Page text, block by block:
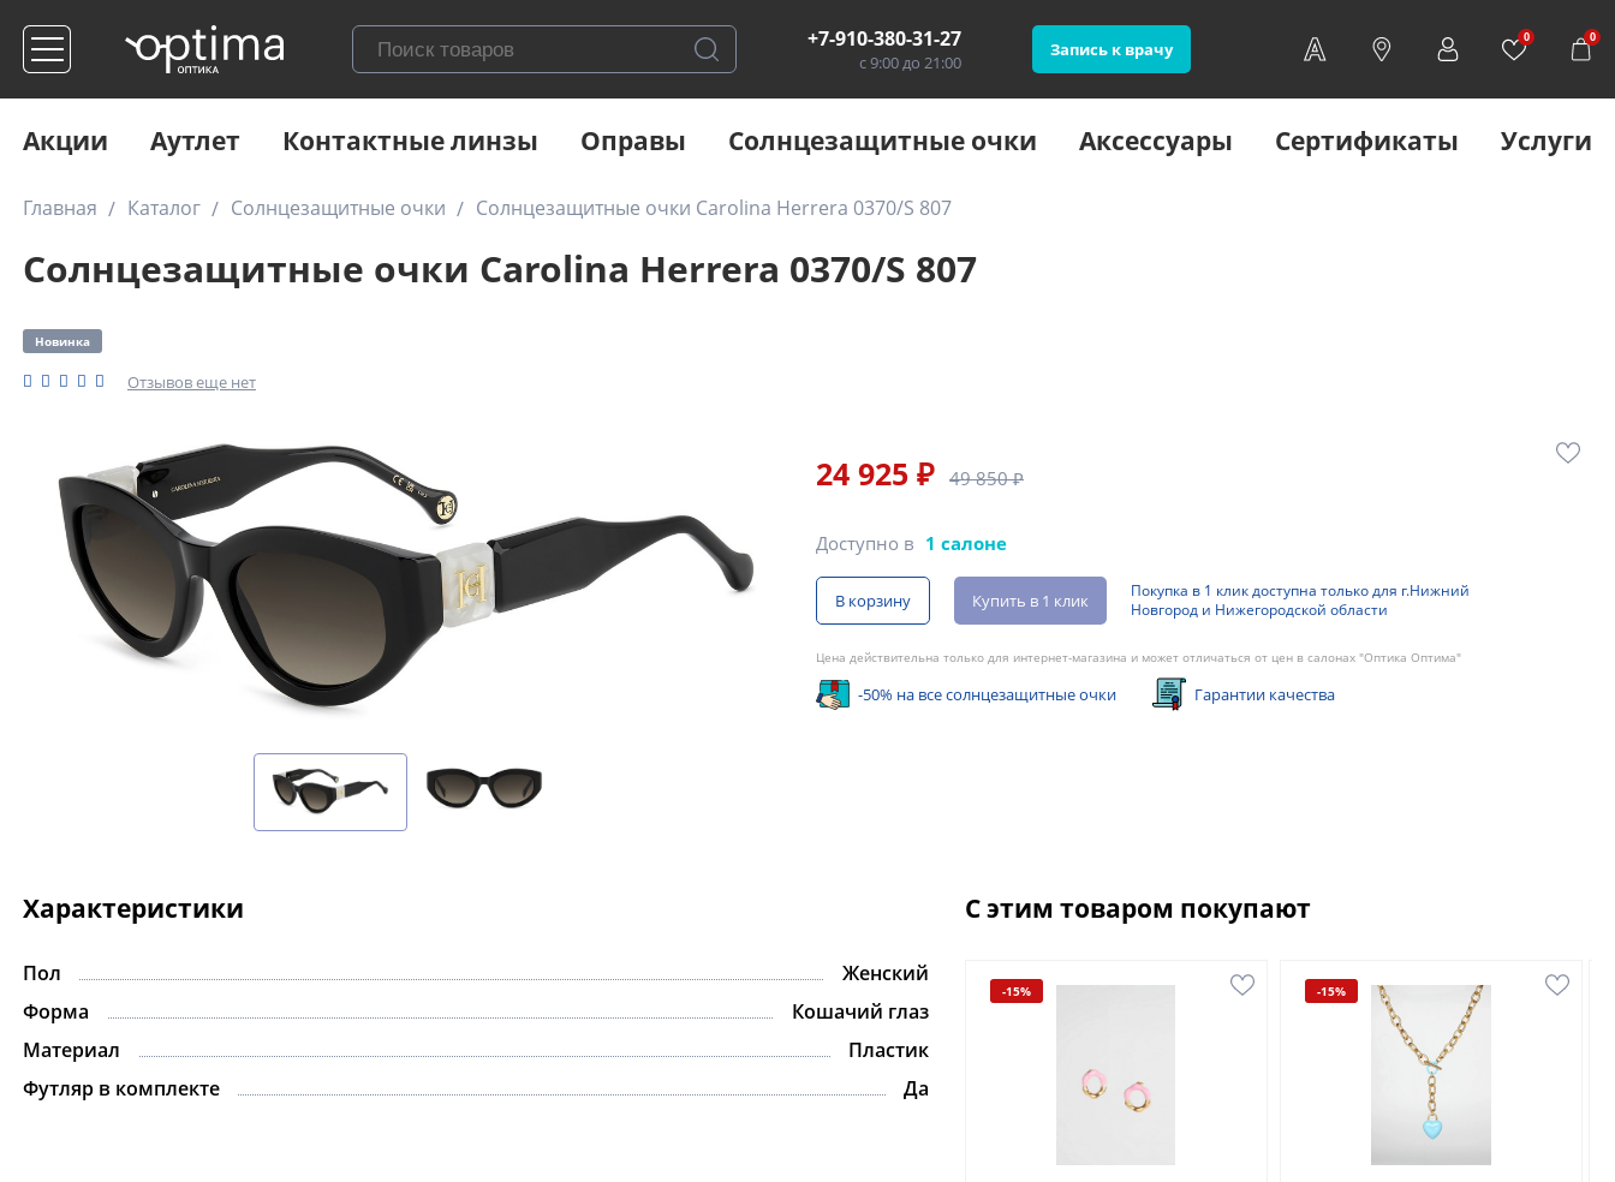
+7-910-380-31-27
с 9:00 до 21:00
Запись к врачу
0 0
Акции Аутлет Контактные линзы Оправы Солнцезащитные очки Аксессуары Сертификаты Услуги
Главная Каталог Солнцезащитные очки Солнцезащитные очки Carolina Herrera 0370/S 807
Солнцезащитные очки Carolina Herrera 0370/S 807
Новинка
Отзывов еще нет
24 925 ₽ 49 850 ₽
Доступно в 1 салоне
В корзину Купить в 1 клик
Покупка в 1 клик доступна только для г.Нижний
Новгород и Нижегородской области
Цена действительна только для интернет-магазина и может отличаться от цен в салонах "Оптика Оптима"
-50% на все солнцезащитные очки Гарантии качества
Характеристики
Пол
Женский
Форма
Кошачий глаз
Материал
Пластик
Футляр в комплекте
Да
С этим товаром покупают
-15% -15%